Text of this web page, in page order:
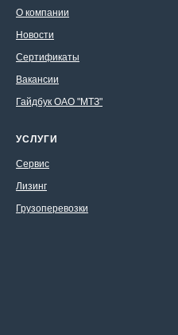
О компании
Новости
Сертификаты
Вакансии
Гайдбук ОАО "МТЗ"
УСЛУГИ
Сервис
Лизинг
Грузоперевозки